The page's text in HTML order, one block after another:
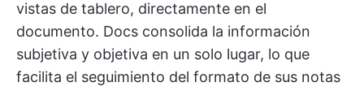
vistas de tablero, directamente en el
documento. Docs consolida la información
subjetiva y objetiva en un solo lugar, lo que
facilita el seguimiento del formato de sus notas